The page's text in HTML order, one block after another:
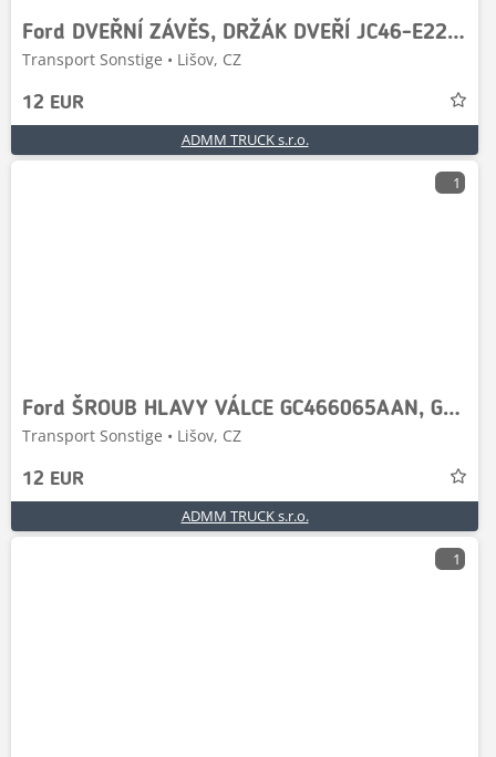
Ford DVEŘNÍ ZÁVĚS, DRŽÁK DVEŘÍ JC46-E22810-AA, JC46E228
Transport Sonstige • Lišov, CZ
12 EUR
ADMM TRUCK s.r.o.
1
Ford ŠROUB HLAVY VÁLCE GC466065AAN, GC46 6065 AA N, T21
Transport Sonstige • Lišov, CZ
12 EUR
ADMM TRUCK s.r.o.
1